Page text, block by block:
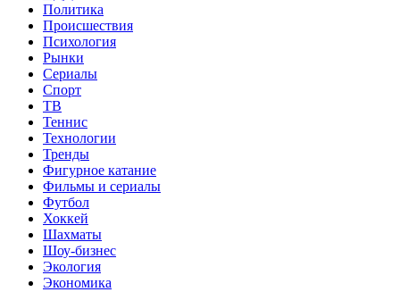
Политика
Происшествия
Психология
Рынки
Сериалы
Спорт
ТВ
Теннис
Технологии
Тренды
Фигурное катание
Фильмы и сериалы
Футбол
Хоккей
Шахматы
Шоу-бизнес
Экология
Экономика